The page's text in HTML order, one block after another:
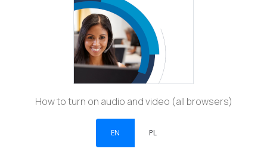
How to turn on audio and video (all browsers)
EN PL